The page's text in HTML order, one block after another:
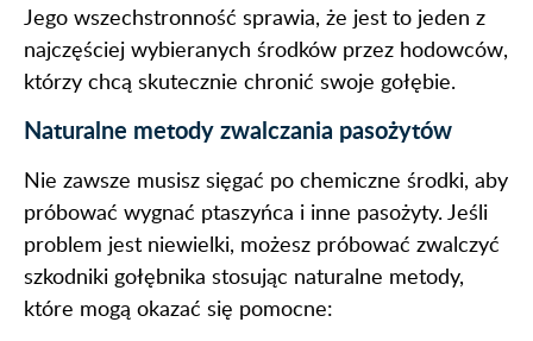
Jego wszechstronność sprawia, że jest to jeden z
najczęściej wybieranych środków przez hodowców,
którzy chcą skutecznie chronić swoje gołębie.
Naturalne metody zwalczania pasożytów
Nie zawsze musisz sięgać po chemiczne środki, aby
próbować wygnać ptaszyńca i inne pasożyty. Jeśli
problem jest niewielki, możesz próbować zwalczyć
szkodniki gołębnika stosując naturalne metody,
które mogą okazać się pomocne: